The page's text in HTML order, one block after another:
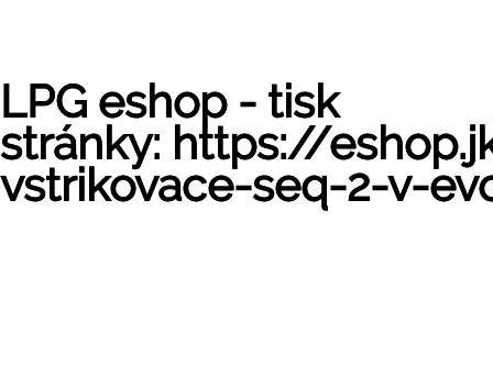
LPG eshop - tisk
stránky: https://
vstrikovace-seq-2-v-